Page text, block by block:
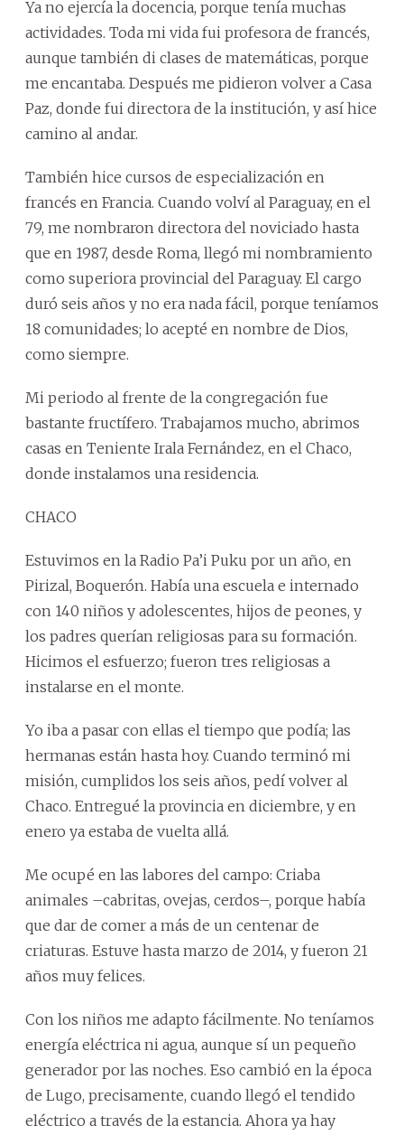
Ya no ejercía la docencia, porque tenía muchas
actividades. Toda mi vida fui profesora de francés,
aunque también di clases de matemáticas, porque
me encantaba. Después me pidieron volver a Casa
Paz, donde fui directora de la institución, y así hice
camino al andar.
También hice cursos de especialización en
francés en Francia. Cuando volví al Paraguay, en el
79, me nombraron directora del noviciado hasta
que en 1987, desde Roma, llegó mi nombramiento
como superiora provincial del Paraguay. El cargo
duró seis años y no era nada fácil, porque teníamos
18 comunidades; lo acepté en nombre de Dios,
como siempre.
Mi periodo al frente de la congregación fue
bastante fructífero. Trabajamos mucho, abrimos
casas en Teniente Irala Fernández, en el Chaco,
donde instalamos una residencia.
CHACO
Estuvimos en la Radio Pa’i Puku por un año, en
Pirizal, Boquerón. Había una escuela e internado
con 140 niños y adolescentes, hijos de peones, y
los padres querían religiosas para su formación.
Hicimos el esfuerzo; fueron tres religiosas a
instalarse en el monte.
Yo iba a pasar con ellas el tiempo que podía; las
hermanas están hasta hoy. Cuando terminó mi
misión, cumplidos los seis años, pedí volver al
Chaco. Entregué la provincia en diciembre, y en
enero ya estaba de vuelta allá.
Me ocupé en las labores del campo: Criaba
animales –cabritas, ovejas, cerdos–, porque había
que dar de comer a más de un centenar de
criaturas. Estuve hasta marzo de 2014, y fueron 21
años muy felices.
Con los niños me adapto fácilmente. No teníamos
energía eléctrica ni agua, aunque sí un pequeño
generador por las noches. Eso cambió en la época
de Lugo, precisamente, cuando llegó el tendido
eléctrico a través de la estancia. Ahora ya hay